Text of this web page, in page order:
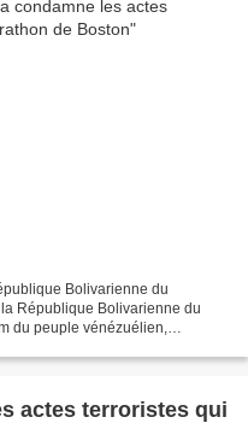
Bolivarienne du
République Bolivarienne du
du peuple vénézuélien,
actes terroristes qui